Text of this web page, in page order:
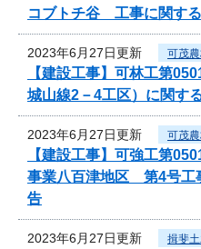
コブトチ谷 工事に関す
2023年6月27日更新 可茂
【建設工事】可林工第
城山線2－4工区）に関す
2023年6月27日更新 可茂
【建設工事】可強工第
事業八百津地区 第4号工
告
2023年6月27日更新 揖斐